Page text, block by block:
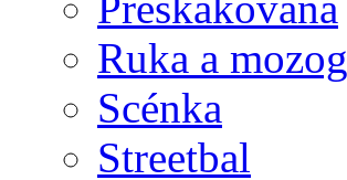
Ruka a mozog
Scénka
Streetbal